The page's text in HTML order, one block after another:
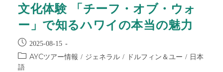
文化体験 「チーフ・オブ・ウォ
ー」で知るハワイの本当の魅力
2025-08-15
AYCツアー情報 / ジェネラル / ドルフィン＆ユー / 日本
語